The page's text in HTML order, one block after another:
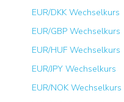
EUR/DKK Wechselkurs
EUR/GBP Wechselkurs
EUR/HUF Wechselkurs
EUR/JPY Wechselkurs
EUR/NOK Wechselkurs